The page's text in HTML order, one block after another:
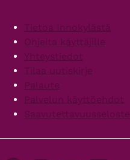
FooterTietoa Innokylästä
Ohjeita käyttäjille
Yhteystiedot
Tilaa uutiskirje
Palaute
Palvelun käyttöehdot
Saavutettavuusseloste